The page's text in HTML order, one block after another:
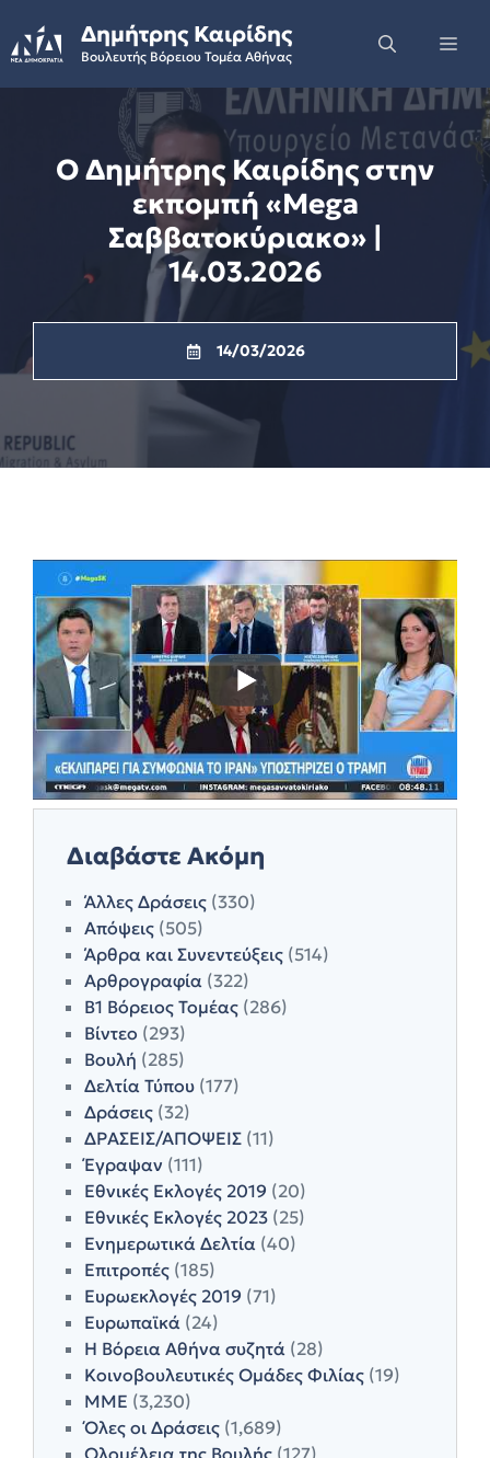
to
content
Δημήτρης Καιρίδης
Βουλευτής Βόρειου Τομέα Αθήνας
Ο Δημήτρης Καιρίδης στην
εκπομπή «Mega
Σαββατοκύριακο» |
14.03.2026
14/03/2026
Διαβάστε Ακόμη
Άλλες Δράσεις (330)
Απόψεις (505)
Άρθρα και Συνεντεύξεις (514)
Αρθρογραφία (322)
Β1 Βόρειος Τομέας (286)
Βίντεο (293)
Βουλή (285)
Δελτία Τύπου (177)
Δράσεις (32)
ΔΡΑΣΕΙΣ/ΑΠΟΨΕΙΣ (11)
Έγραψαν (111)
Εθνικές Εκλογές 2019 (20)
Εθνικές Εκλογές 2023 (25)
Ενημερωτικά Δελτία (40)
Επιτροπές (185)
Ευρωεκλογές 2019 (71)
Ευρωπαϊκά (24)
Η Βόρεια Αθήνα συζητά (28)
Κοινοβουλευτικές Ομάδες Φιλίας (19)
ΜΜΕ (3,230)
Όλες οι Δράσεις (1,689)
Ολομέλεια της Βουλής (127)